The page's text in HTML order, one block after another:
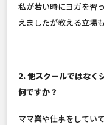
私が若い時にヨガを習
えましたが教える立場
2. 他スクールではなく
何ですか？
ママ業や仕事をしてい